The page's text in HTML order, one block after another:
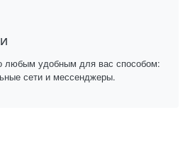
любым удобным для вас способом:
сети и мессенджеры.